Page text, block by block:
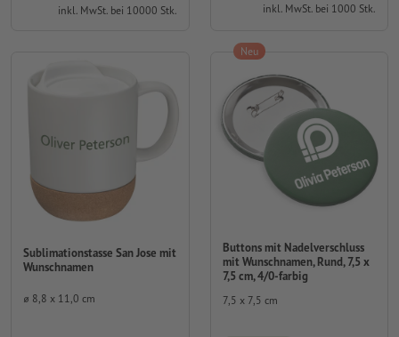
inkl. MwSt. bei 10000 Stk. inkl. MwSt. bei 1000 Stk.
Sublimationstasse San Jose mit
Wunschnamen
⌀ 8,8 x 11,0 cm
Buttons mit Nadelverschluss
mit Wunschnamen, Rund, 7,5 x
7,5 cm, 4/0-farbig
7,5 x 7,5 cm
Neu